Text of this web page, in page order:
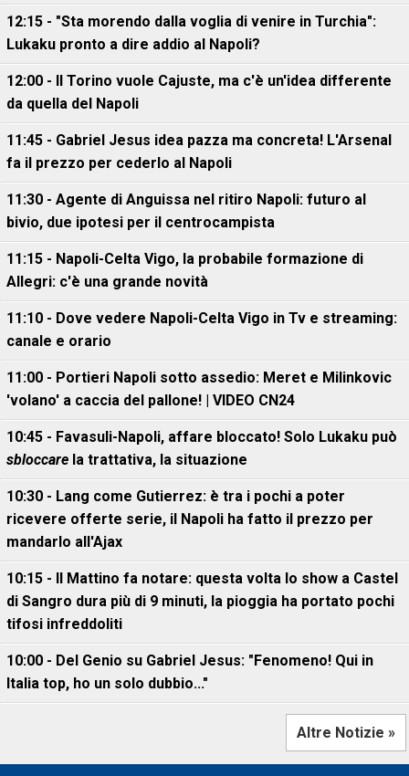
12:15 - "Sta morendo dalla voglia di venire in Turchia":
Lukaku pronto a dire addio al Napoli?
12:00 - Il Torino vuole Cajuste, ma c'è un'idea differente
da quella del Napoli
11:45 - Gabriel Jesus idea pazza ma concreta! L'Arsenal
fa il prezzo per cederlo al Napoli
11:30 - Agente di Anguissa nel ritiro Napoli: futuro al
bivio, due ipotesi per il centrocampista
11:15 - Napoli-Celta Vigo, la probabile formazione di
Allegri: c'è una grande novità
11:10 - Dove vedere Napoli-Celta Vigo in Tv e streaming:
canale e orario
11:00 - Portieri Napoli sotto assedio: Meret e Milinkovic
'volano' a caccia del pallone! | VIDEO CN24
10:45 - Favasuli-Napoli, affare bloccato! Solo Lukaku può
sbloccare la trattativa, la situazione
10:30 - Lang come Gutierrez: è tra i pochi a poter
ricevere offerte serie, il Napoli ha fatto il prezzo per
mandarlo all'Ajax
10:15 - Il Mattino fa notare: questa volta lo show a Castel
di Sangro dura più di 9 minuti, la pioggia ha portato pochi
tifosi infreddoliti
10:00 - Del Genio su Gabriel Jesus: "Fenomeno! Qui in
Italia top, ho un solo dubbio..."
Altre Notizie »